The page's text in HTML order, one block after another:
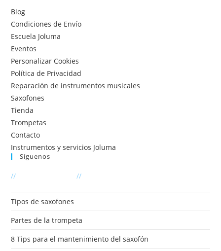
Blog
Condiciones de Envío
Escuela Joluma
Eventos
Personalizar Cookies
Política de Privacidad
Reparación de instrumentos musicales
Saxofones
Tienda
Trompetas
Contacto
Instrumentos y servicios Joluma
Síguenos
Se
en
nueva
pestaña
// Últimas entradas//
Tipos de saxofones
Partes de la trompeta
8 Tips para el mantenimiento del saxofón